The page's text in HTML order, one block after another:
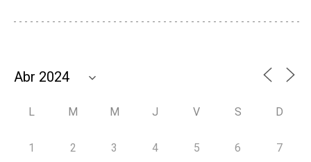
L M M J V S D
1 2 3 4 5 6 7